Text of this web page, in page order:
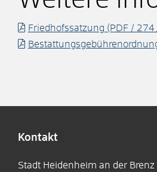
Friedhofssatzung (PDF / 274
Kontakt
Stadt Heidenheim an der Brenz